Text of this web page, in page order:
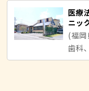
医療
ニッ
(福
歯科